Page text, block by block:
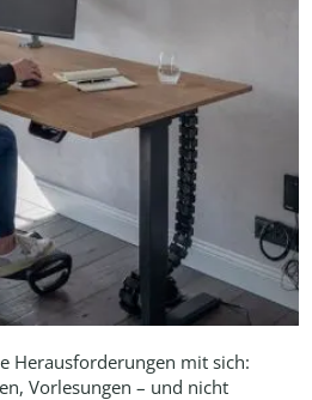
Herausforderungen mit sich:
Vorlesungen – und nicht